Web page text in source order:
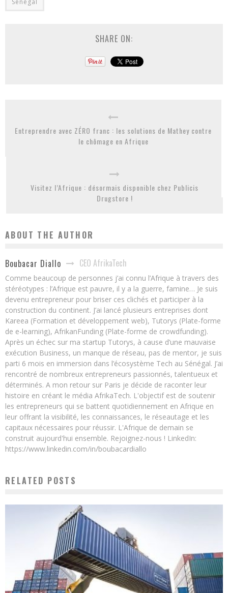
Sénégal
SHARE ON:
Entreprendre avec ZÉRO franc : les solutions de Mathey contre
le chômage en Afrique
Visitez l’Afrique : désormais disponible chez Publicis
Drugstore !
ABOUT THE AUTHOR
Boubacar Diallo CEO AfrikaTech
Comme beaucoup de personnes j’ai connu l’Afrique à travers des
stéréotypes : l’Afrique est pauvre, il y a la guerre, famine… Je suis
devenu entrepreneur pour briser ces clichés et participer à la
construction du continent. J’ai lancé plusieurs entreprises dont
Kareea (Formation et développement web), Tutorys (Plate-forme
de e-learning), AfrikanFunding (Plate-forme de crowdfunding).
Après un échec sur ma startup Tutorys, à cause d’une mauvaise
exécution Business, un manque de réseau, pas de mentor, je suis
parti 6 mois en immersion dans l’écosystème Tech au Sénégal. J’ai
rencontré de nombreux entrepreneurs passionnés, talentueux et
déterminés. A mon retour sur Paris je décide de raconter leur
histoire en créant le média AfrikaTech. L'objectif est de soutenir
les entrepreneurs qui se battent quotidiennement en Afrique en
leur offrant la visibilité, les connaissances, le réseautage et les
capitaux nécessaires pour réussir. L'Afrique de demain se
construit aujourd'hui ensemble. Rejoignez-nous ! LinkedIn:
https://www.linkedin.com/in/boubacardiallo
RELATED POSTS